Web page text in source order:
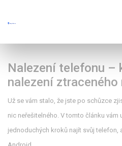
Nalezení telefonu –
nalezení ztraceného
Už se vám stalo, že jste po schůzce
nic neřešitelného. V tomto článku
jednoduchých kroků najít svůj telefon,